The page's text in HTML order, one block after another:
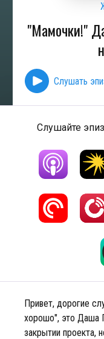
"Мамочки!"
Слушать
Слушайте
Привет, дорогие
хорошо", это Даша
закрытии проекта,